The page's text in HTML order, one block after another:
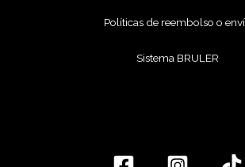
Políticas de reembolso o
Sistema BRULER